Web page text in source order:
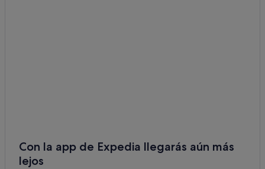
Con la app de Expedia llegarás aún más
lejos